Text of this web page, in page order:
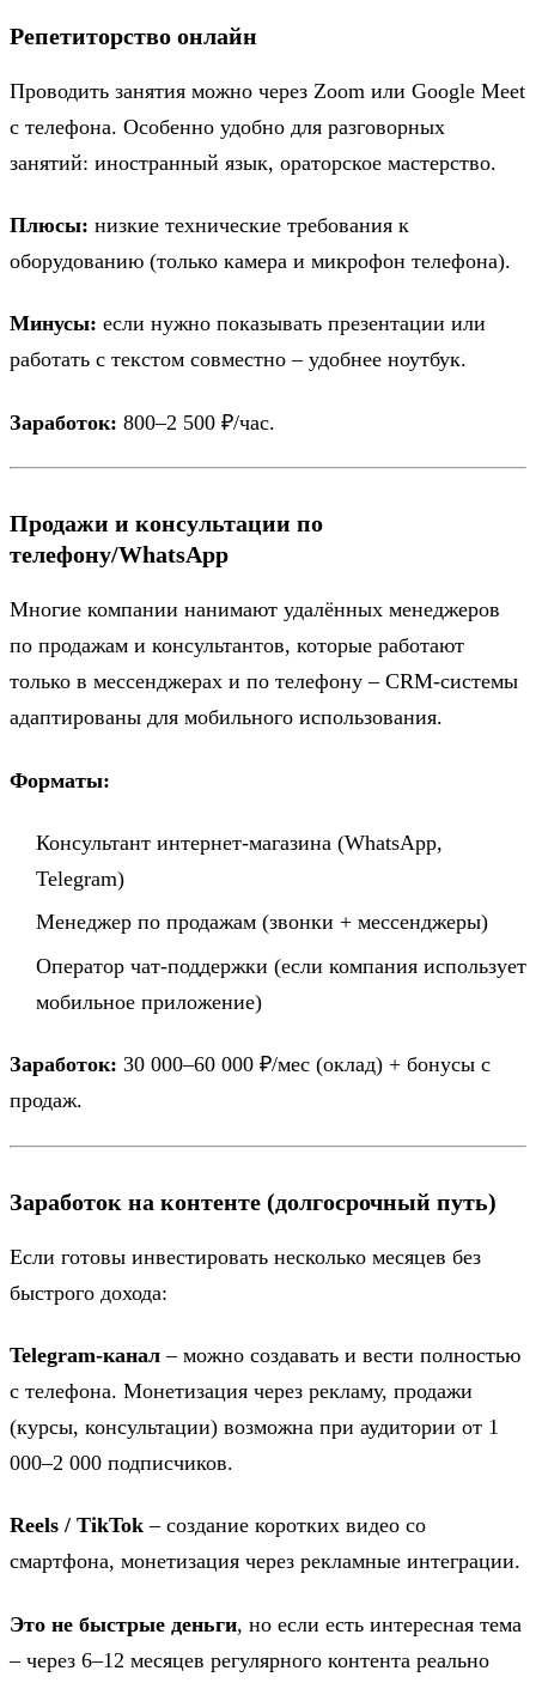
Репетиторство онлайн
Проводить занятия можно через Zoom или Google Meet
с телефона. Особенно удобно для разговорных
занятий: иностранный язык, ораторское мастерство.
Плюсы: низкие технические требования к
оборудованию (только камера и микрофон телефона).
Минусы: если нужно показывать презентации или
работать с текстом совместно – удобнее ноутбук.
Заработок: 800–2 500 ₽/час.
Продажи и консультации по
телефону/WhatsApp
Многие компании нанимают удалённых менеджеров
по продажам и консультантов, которые работают
только в мессенджерах и по телефону – CRM-системы
адаптированы для мобильного использования.
Форматы:
Консультант интернет-магазина (WhatsApp,
Telegram)
Менеджер по продажам (звонки + мессенджеры)
Оператор чат-поддержки (если компания использует
мобильное приложение)
Заработок: 30 000–60 000 ₽/мес (оклад) + бонусы с
продаж.
Заработок на контенте (долгосрочный путь)
Если готовы инвестировать несколько месяцев без
быстрого дохода:
Telegram-канал – можно создавать и вести полностью
с телефона. Монетизация через рекламу, продажи
(курсы, консультации) возможна при аудитории от 1
000–2 000 подписчиков.
Reels / TikTok – создание коротких видео со
смартфона, монетизация через рекламные интеграции.
Это не быстрые деньги, но если есть интересная тема
– через 6–12 месяцев регулярного контента реально